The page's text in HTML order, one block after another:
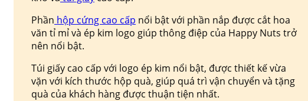
Phần hộp cứng cao cấp nổi bật với phần nắp được cắt hoa
văn tỉ mỉ và ép kim logo giúp thông điệp của Happy Nuts trở
nên nổi bật.
Túi giấy cao cấp với logo ép kim nổi bật, được thiết kế vừa
vặn với kích thước hộp quà, giúp quá trì vận chuyển và tặng
quà của khách hàng được thuận tiện nhất.